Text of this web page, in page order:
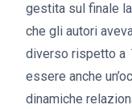
gestita sul finale
che gli autori
diverso rispetto a
essere anche
dinamiche